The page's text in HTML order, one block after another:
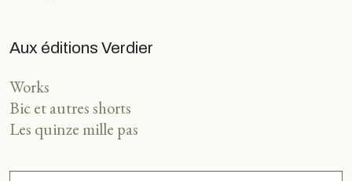
Aux éditions Verdier
Works
Bic et autres shorts
Les quinze mille pas